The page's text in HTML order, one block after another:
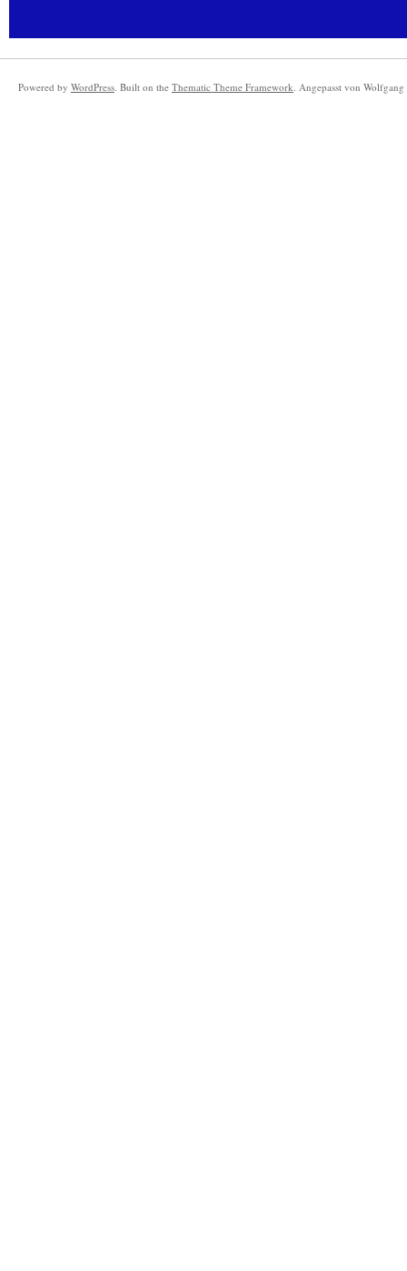
Powered by WordPress. Built on the Thematic Theme Framework. Angepasst von